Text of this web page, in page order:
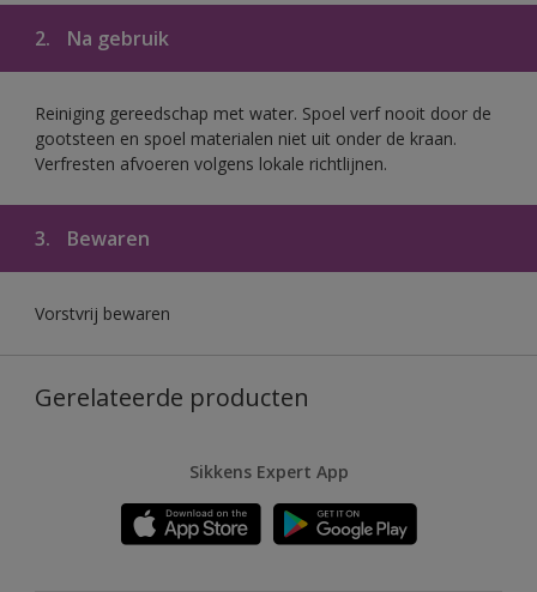
2. Na gebruik
Reiniging gereedschap met water. Spoel verf nooit door de
gootsteen en spoel materialen niet uit onder de kraan.
Verfresten afvoeren volgens lokale richtlijnen.
3. Bewaren
Vorstvrij bewaren
Gerelateerde producten
Sikkens Expert App